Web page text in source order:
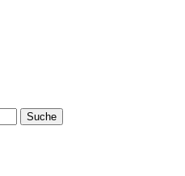
Suche